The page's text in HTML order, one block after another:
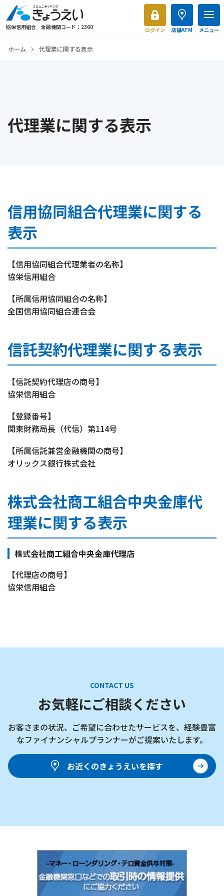
協栄信用組合 金融機関コード：2360 ログイン 店舗ATM メニュー
ホーム 代理業に関する表示
代理業に関する表示
信用協同組合代理業に関する
表示
【信用協同組合代理業者の名称】
協栄信用組合
【所属信用協同組合の名称】
全国信用協同組合連合会
信託契約代理業に関する表示
【信託契約代理店の商号】
協栄信用組合
【登録番号】
関東財務局長（代信）第114号
【所属信託兼営金融機関の商号】
オリックス銀行株式会社
株式会社商工組合中央金庫代
理業に関する表示
株式会社商工組合中央金庫代理店
【代理店の商号】
協栄信用組合
CONTACT US
お気軽にご相談ください
お客さまの状況、ご希望に合わせたサービスを、 経験豊富
なファイナンシャルプランナーがご提案いたします。
お近くのきょうえいを探す